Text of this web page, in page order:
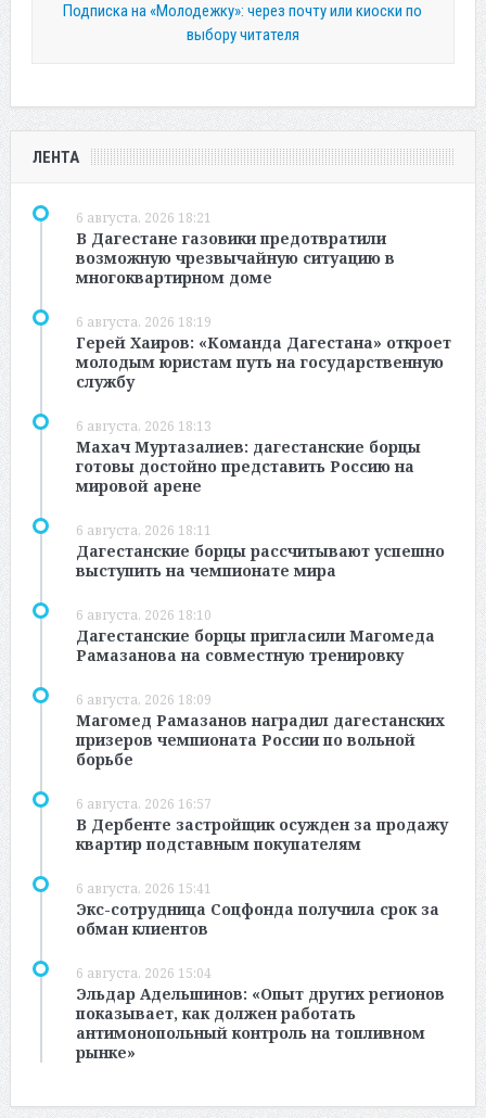
Подписка на «Молодежку»: через почту или киоски по
выбору читателя
ЛЕНТА
6 августа, 2026 18:21
В Дагестане газовики предотвратили
возможную чрезвычайную ситуацию в
многоквартирном доме
6 августа, 2026 18:19
Герей Хаиров: «Команда Дагестана» откроет
молодым юристам путь на государственную
службу
6 августа, 2026 18:13
Махач Муртазалиев: дагестанские борцы
готовы достойно представить Россию на
мировой арене
6 августа, 2026 18:11
Дагестанские борцы рассчитывают успешно
выступить на чемпионате мира
6 августа, 2026 18:10
Дагестанские борцы пригласили Магомеда
Рамазанова на совместную тренировку
6 августа, 2026 18:09
Магомед Рамазанов наградил дагестанских
призеров чемпионата России по вольной
борьбе
6 августа, 2026 16:57
В Дербенте застройщик осужден за продажу
квартир подставным покупателям
6 августа, 2026 15:41
Экс-сотрудница Соцфонда получила срок за
обман клиентов
6 августа, 2026 15:04
Эльдар Адельшинов: «Опыт других регионов
показывает, как должен работать
антимонопольный контроль на топливном
рынке»